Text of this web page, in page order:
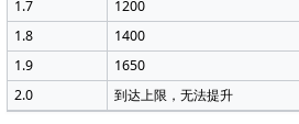
1.7 1200
1.8
1400
1.9
1650
2.0
到达上限，无法提升